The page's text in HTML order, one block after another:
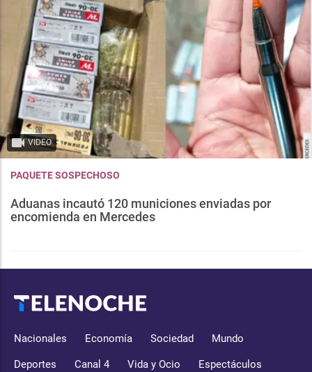
VIDEO
PAQUETE SOSPECHOSO
Aduanas incautó 120 municiones enviadas por
encomienda en Mercedes
Nacionales Economía Sociedad Mundo
Deportes Canal 4 Vida y Ocio Espectáculos